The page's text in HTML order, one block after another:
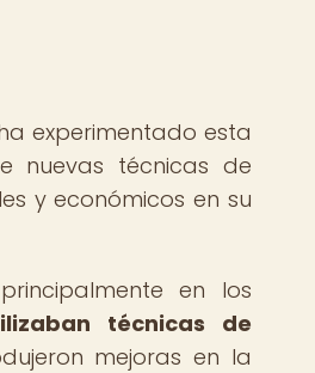
experimentado esta
nuevas técnicas de
y económicos en su
en los
técnicas de
mejoras en la